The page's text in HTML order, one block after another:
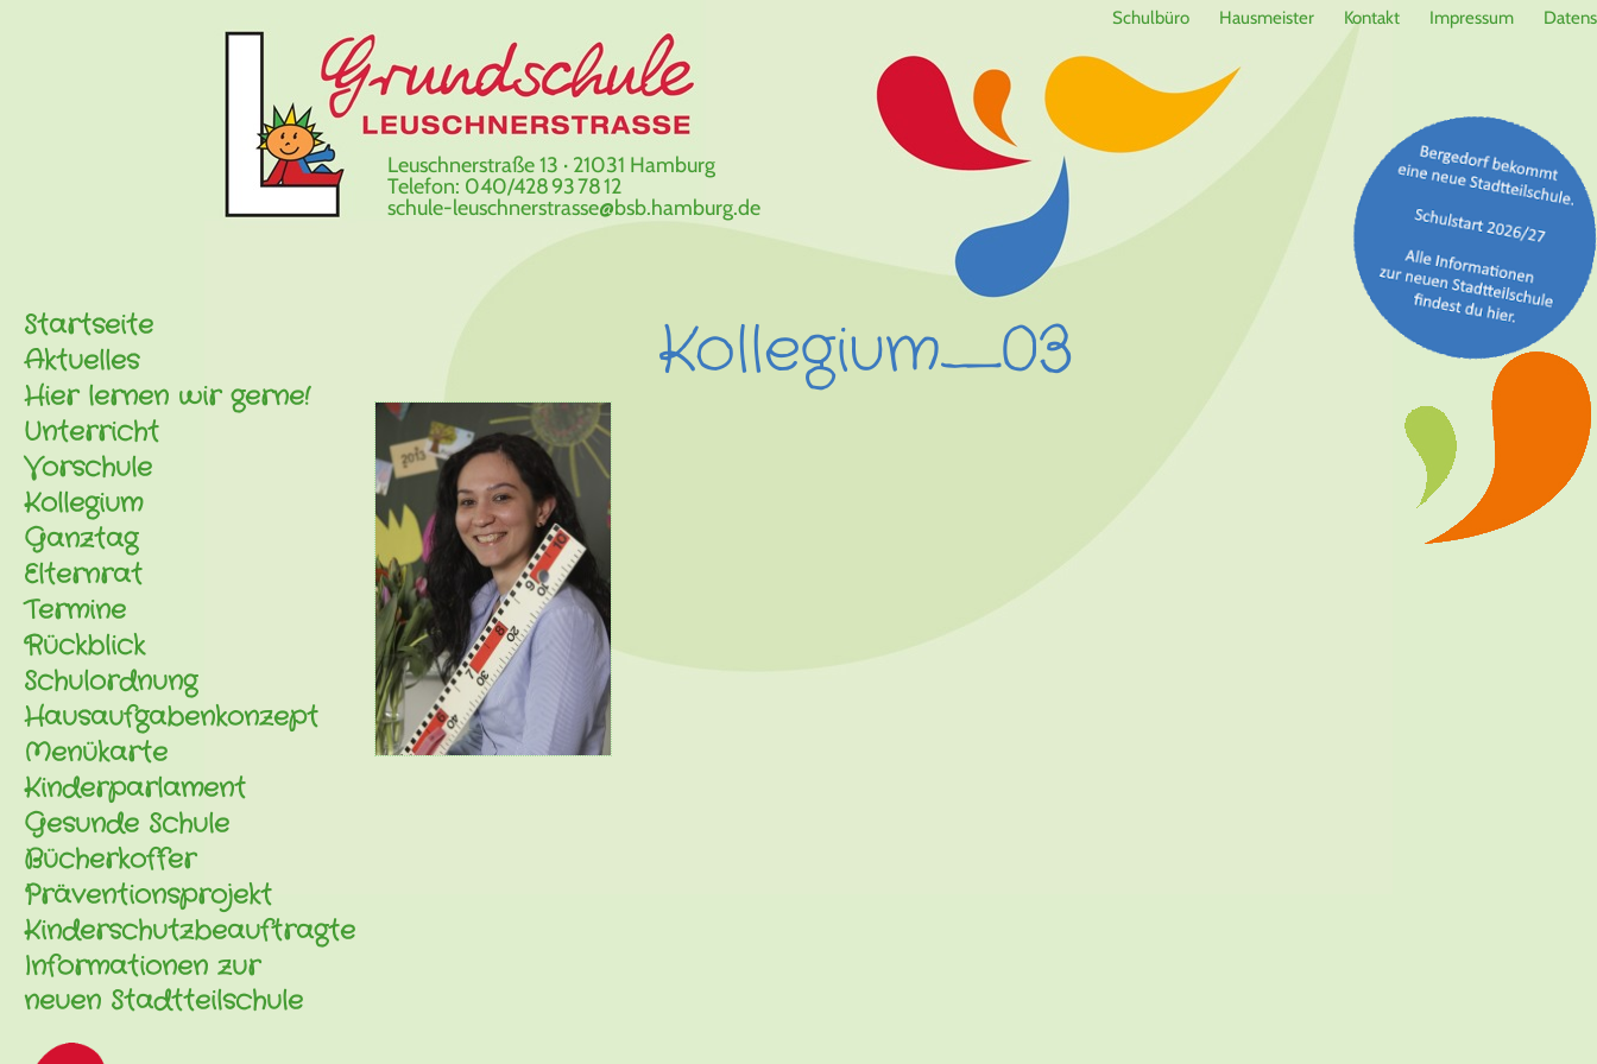
Schulbüro Hausmeister Kontakt Impressum
Leuschnerstraße 13 · 21031 Hamburg
Telefon: 040/428 93 78 12
schule-leuschnerstrasse@bsb.hamburg.de
Startseite
Aktuelles
Hier lernen wir gerne!
Unterricht
Vorschule
Kollegium
Ganztag
Elternrat
Termine
Rückblick
Schulordnung
Hausaufgabenkonzept
Menükarte
Kinderparlament
Gesunde Schule
Bücherkoffer
Präventionsprojekt
Kinderschutzbeauftragte
Informationen zur
neuen Stadtteilschule
Kollegium_03